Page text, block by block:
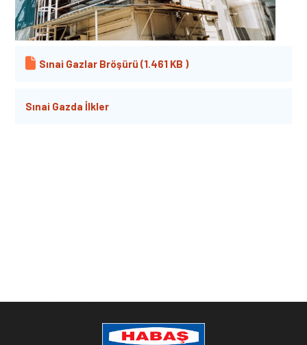
Sınai Gazlar Bröşürü (1.461 KB )
Sınai Gazda İlkler